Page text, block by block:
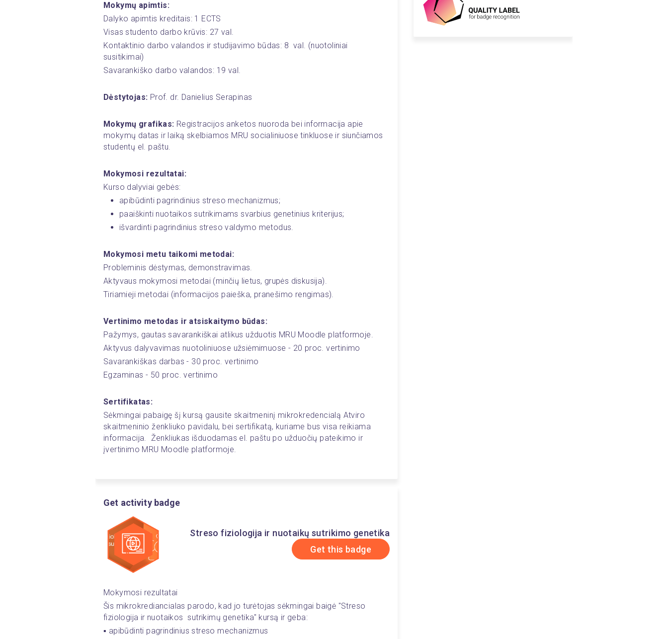
Mokymų apimtis:
Dalyko apimtis kreditais: 1 ECTS
Visas studento darbo krūvis: 27 val.
Kontaktinio darbo valandos ir studijavimo būdas: 8  val. (nuotoliniai
susitikimai)
Savarankiško darbo valandos: 19 val.
Dėstytojas: Prof. dr. Danielius Serapinas
Mokymų grafikas: Registracijos anketos nuoroda bei informacija apie
mokymų datas ir laiką skelbiamos MRU socialiniuose tinkluose ir siunčiamos
studentų el. paštu.﻿
Mokymosi rezultatai:
Kurso dalyviai gebės:
apibūdinti pagrindinius streso mechanizmus;
paaiškinti nuotaikos sutrikimams svarbius genetinius kriterijus;
išvardinti pagrindinius streso valdymo metodus.
Mokymosi metu taikomi metodai:
Probleminis dėstymas, demonstravimas.
Aktyvaus mokymosi metodai (minčių lietus, grupės diskusija).
Tiriamieji metodai (informacijos paieška, pranešimo rengimas).
Vertinimo metodas ir atsiskaitymo būdas:
Pažymys, gautas savarankiškai atlikus užduotis MRU Moodle platformoje.
Aktyvus dalyvavimas nuotoliniuose užsiėmimuose - 20 proc. vertinimo
Savarankiškas darbas - 30 proc. vertinimo
Egzaminas - 50 proc. vertinimo
Sertifikatas:
Sėkmingai pabaigę šį kursą gausite skaitmeninį mikrokredencialą Atviro
skaitmeninio ženkliuko pavidalu, bei sertifikatą, kuriame bus visa reikiama
informacija.  Ženkliukas išduodamas el. paštu po užduočių pateikimo ir
įvertinimo MRU Moodle platformoje.
Get activity badge
Streso fiziologija ir nuotaikų sutrikimo genetika
Get this badge
Mokymosi rezultatai
Šis mikrokrediancialas parodo, kad jo turėtojas sėkmingai baigė "Streso
fiziologija ir nuotaikos  sutrikimų genetika" kursą ir geba:
▪️ apibūdinti pagrindinius streso mechanizmus